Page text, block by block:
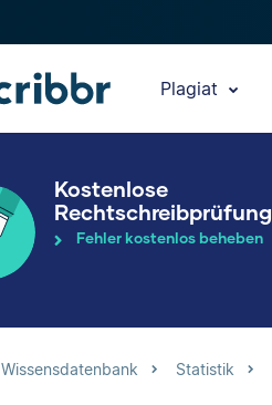
Plagiat
Kostenlose
Rechtschreibprüfung
Fehler kostenlos beheben
Wissensdatenbank Statistik